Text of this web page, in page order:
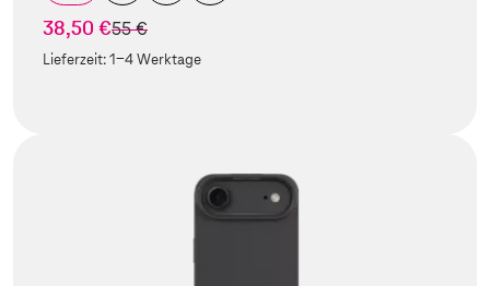
38,50 €statt
55 €
Lieferzeit:1-4 Werktage